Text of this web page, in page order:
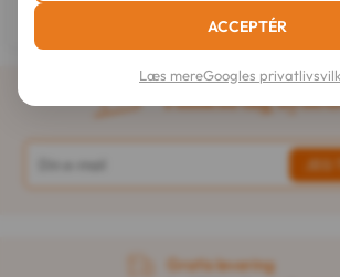
Tilmeld dig
Gratis levering
ACCEPTÉR
Læs mereGoogles